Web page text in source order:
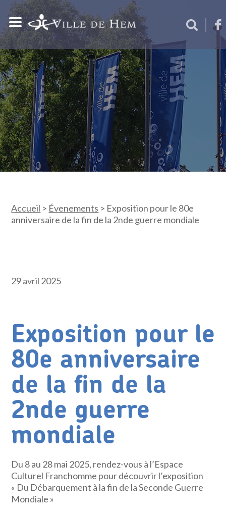
Accueil > Évenements > Exposition pour le 80e
anniversaire de la fin de la 2nde guerre mondiale
29 avril 2025
Exposition pour le
80e anniversaire
de la fin de la
2nde guerre
mondiale
Du 8 au 28 mai 2025, rendez-vous à l’Espace
Culturel Franchomme pour découvrir l’exposition
« Du Débarquement à la fin de la Seconde Guerre
Mondiale »